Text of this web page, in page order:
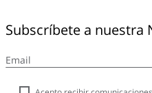
Subscríbete a nuestra
a
boletín